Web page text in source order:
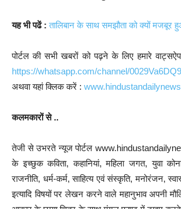
यह भी पढें : तालिबान के साथ समझौता को क्यों मजबूर
पोर्टल की सभी खबरों को पढ़ने के लिए हमारे
https://whatsapp.com/channel/
अथवा यहां क्लिक करें :
कलमकारों से ..
तेजी से उभरते न्यूज पोर्टल
के इच्छुक कविता, कहानियां, महिला जगत, युवा
राजनीति, धर्म-कर्म, साहित्य एवं संस्कृति, मनोरंजन,
इत्यादि विषयों पर लेखन करने वाले महानुभाव अपनी